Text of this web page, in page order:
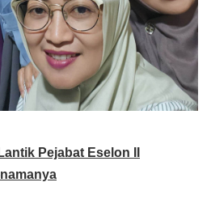
Pejabat Eselon II